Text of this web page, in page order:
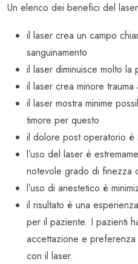
Un elenco dei benefici del
il laser crea un campo
sanguinamento
il laser diminuisce molto la
il laser crea minore
il laser mostra minime
timore per questo
il dolore post operatorio è
l’uso del laser è
notevole grado di finezza
l’uso di anestetico è
il risultato è una
per il paziente. I pazienti
accettazione e
con il laser.